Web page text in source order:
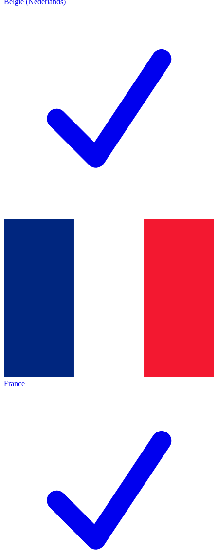
België (Nederlands)
France